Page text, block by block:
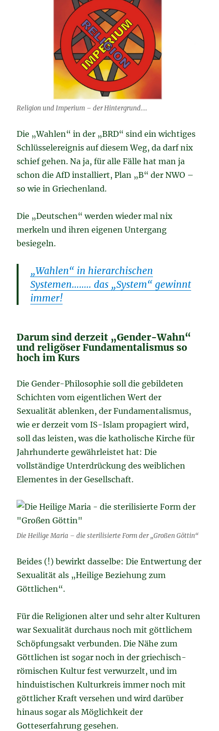
Religion und Imperium – der Hintergrund….
Die „Wahlen“ in der „BRD“ sind ein wichtiges
Schlüsselereignis auf diesem Weg, da darf nix
schief gehen. Na ja, für alle Fälle hat man ja
schon die AfD installiert, Plan „B“ der NWO –
so wie in Griechenland.
Die „Deutschen“ werden wieder mal nix
merkeln und ihren eigenen Untergang
besiegeln.
„Wahlen“ in hierarchischen
Systemen…….. das „System“ gewinnt
immer!
Darum sind derzeit „Gender-Wahn“
und religöser Fundamentalismus so
hoch im Kurs
Die Gender-Philosophie soll die gebildeten
Schichten vom eigentlichen Wert der
Sexualität ablenken, der Fundamentalismus,
wie er derzeit vom IS-Islam propagiert wird,
soll das leisten, was die katholische Kirche für
Jahrhunderte gewährleistet hat: Die
vollständige Unterdrückung des weiblichen
Elementes in der Gesellschaft.
Die Heilige Maria – die sterilisierte Form der „Großen Göttin“
Beides (!) bewirkt dasselbe: Die Entwertung der
Sexualität als „Heilige Beziehung zum
Göttlichen“.
Für die Religionen alter und sehr alter Kulturen
war Sexualität durchaus noch mit göttlichem
Schöpfungsakt verbunden. Die Nähe zum
Göttlichen ist sogar noch in der griechisch-
römischen Kultur fest verwurzelt, und im
hinduistischen Kulturkreis immer noch mit
göttlicher Kraft versehen und wird darüber
hinaus sogar als Möglichkeit der
Gotteserfahrung gesehen.